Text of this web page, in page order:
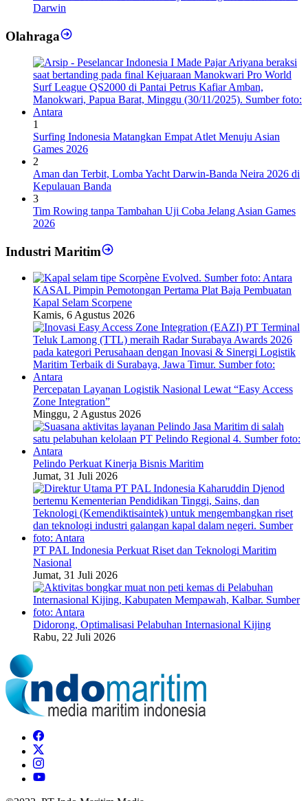
Darwin
Olahraga
1
Surfing Indonesia Matangkan Empat Atlet Menuju Asian
Games 2026
2
Aman dan Terbit, Lomba Yacht Darwin-Banda Neira 2026 di
Kepulauan Banda
3
Tim Rowing tanpa Tambahan Uji Coba Jelang Asian Games
2026
Industri Maritim
KASAL Pimpin Pemotongan Pertama Plat Baja Pembuatan
Kapal Selam Scorpene
Kamis, 6 Agustus 2026
Percepatan Layanan Logistik Nasional Lewat “Easy Access
Zone Integration”
Minggu, 2 Agustus 2026
Pelindo Perkuat Kinerja Bisnis Maritim
Jumat, 31 Juli 2026
PT PAL Indonesia Perkuat Riset dan Teknologi Maritim
Nasional
Jumat, 31 Juli 2026
Didorong, Optimalisasi Pelabuhan Internasional Kijing
Rabu, 22 Juli 2026